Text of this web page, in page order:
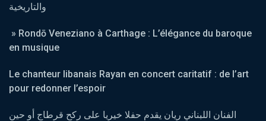
والتاريخية
» Rondō Veneziano à Carthage : L’élégance du baroque
en musique
Le chanteur libanais Rayan en concert caritatif : de l’art
pour redonner l’espoir
الفنان اللبناني ريان يقدم حفلا خيريا على ركح قرطاج أو حين